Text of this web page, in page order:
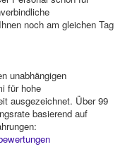
noch am gleichen Tag
unabhängigen
für hohe
ausgezeichnet. Über 99
basierend auf